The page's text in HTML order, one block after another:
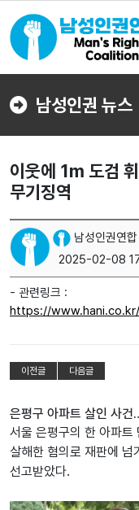
남성인권 뉴스
이웃에 1m 도검
무기징역
남성인권연합
2025-02-08
- 관련링크 :
https://
이전글 다음글
은평구 아파트 살인 사
서울 은평구의 한 아파트
살해한 혐의로 재판에
선고받았다.